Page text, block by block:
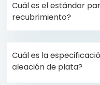
Cuál es el estándar
recubrimiento?
Cuál es la
aleación de plata?